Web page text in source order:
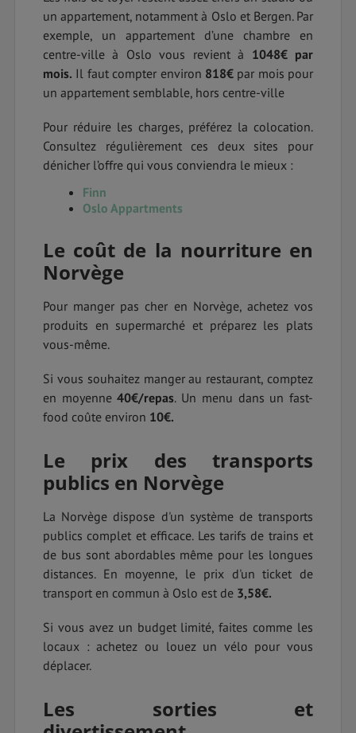
un appartement, notamment à Oslo et Bergen. Par
exemple, un appartement d’une chambre en
centre-ville à Oslo vous revient à 1048€ par
mois. Il faut compter environ 818€par mois pour
un appartement semblable, hors centre-ville
Pour réduire les charges, préférez la colocation.
Consultez régulièrement ces deux sites pour
dénicher l’offre qui vous conviendra le mieux :
Finn
Oslo Appartments
Le coût de la nourriture en
Norvège
Pour manger pas cher en Norvège, achetez vos
produits en supermarché et préparez les plats
vous-même.
Si vous souhaitez manger au restaurant, comptez
en moyenne40€/repas. Un menu dans un fast-
food coûte environ 10€.
Le prix des transports
publics en Norvège
La Norvège dispose d'un système de transports
publics complet et efficace. Les tarifs de trains et
de bus sont abordables même pour les longues
distances. En moyenne, le prix d'un ticket de
transport en commun à Oslo est de 3,58€.
Si vous avez un budget limité, faites comme les
locaux : achetez ou louez un vélo pour vous
déplacer.
Les sorties et